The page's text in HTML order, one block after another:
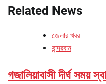
Related News
জেলার খবর
বান্দরবান
গজালিয়াবাসী দীর্ঘ সময়